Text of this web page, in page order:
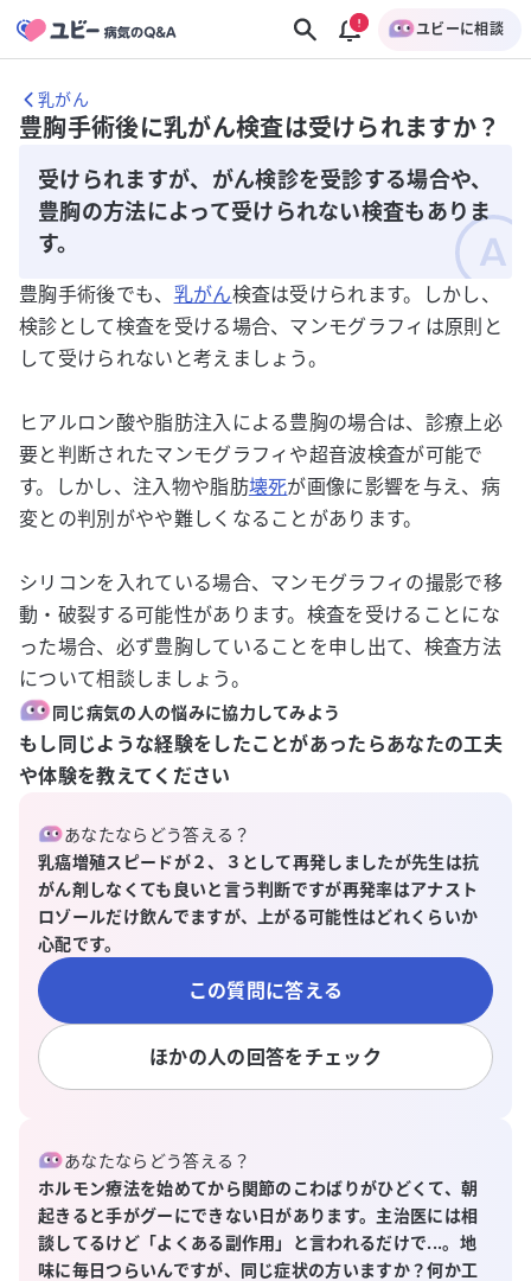
ユビーに相談
乳がん
豊胸手術後に乳がん検査は受けられますか？
受けられますが、がん検診を受診する場合や、
豊胸の方法によって受けられない検査もありま
す。
豊胸手術後でも、 乳がん検査は受けられます。しかし、
検診として検査を受ける場合、マンモグラフィは原則と
して受けられないと考えましょう。
ヒアルロン酸や脂肪注入による豊胸の場合は、診療上必
要と判断されたマンモグラフィや超音波検査が可能で
す。しかし、注入物や脂肪壊死が画像に影響を与え、病
変との判別がやや難しくなることがあります。
シリコンを入れている場合、マンモグラフィの撮影で移
動・破裂する可能性があります。検査を受けることにな
った場合、必ず豊胸していることを申し出て、検査方法
について相談しましょう。
同じ病気の人の悩みに協力してみよう
もし同じような経験をしたことがあったらあなたの工夫
や体験を教えてください
あなたならどう答える？
乳癌増殖スピードが２、３として再発しましたが先生は抗
がん剤しなくても良いと言う判断ですが再発率はアナスト
ロゾールだけ飲んでますが、上がる可能性はどれくらいか
心配です。
この質問に答える
ほかの人の回答をチェック
あなたならどう答える？
ホルモン療法を始めてから関節のこわばりがひどくて、朝
起きると手がグーにできない日があります。主治医には相
談してるけど「よくある副作用」と言われるだけで...。地
味に毎日つらいんですが、同じ症状の方いますか？何か工